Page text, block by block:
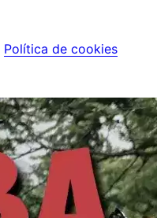
Política de cookies